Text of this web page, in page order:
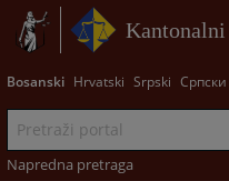
Kantonalni
Bosanski Hrvatski Srpski Српски
Napredna pretraga